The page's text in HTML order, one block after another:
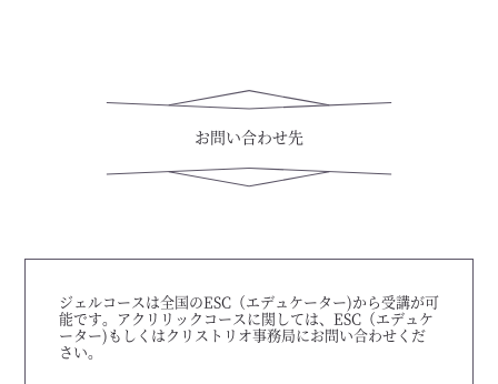
お問い合わせ先
ジェルコースは全国のESC（エデュケーター)から受講が可
能です。アクリリックコースに関しては、ESC（エデュケ
ーター)もしくはクリストリオ事務局にお問い合わせくだ
さい。